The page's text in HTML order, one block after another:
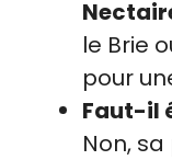
le Brie
pour
Faut-il
Non,